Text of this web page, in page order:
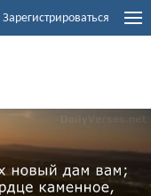
Зарегистрироваться